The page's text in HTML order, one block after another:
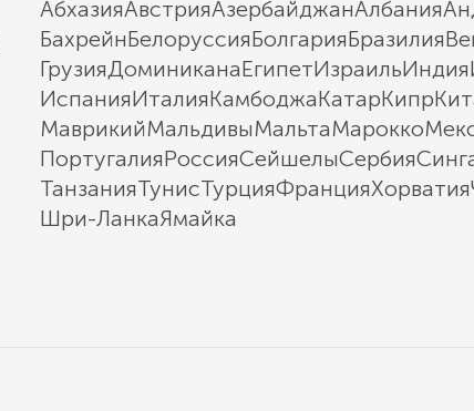
АбхазияАвстрияАзербайджанАлбания
БахрейнБелоруссияБолгарияБразилия
ГрузияДоминиканаЕгипетИзраильИндия
ИспанияИталияКамбоджаКатарКипр
МаврикийМальдивыМальтаМарокко
ПортугалияРоссияСейшелыСербия
ТанзанияТунисТурцияФранцияХорватия
Шри-ЛанкаЯмайка